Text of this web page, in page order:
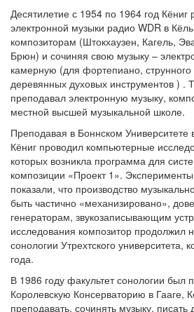
Десятилетие с 1954 по 1964 год Кёниг
электронной музыки радио WDR в
композиторам (Штокхаузен, Кагель,
Брюн) и сочиняя свою музыку –
камерную (для фортепиано, струнного
деревянных духовых инструментов ) .
преподавал электронную музыку,
местной высшей музыкальной школе.
Преподавая в Боннском Университете
Кёниг проводил компьютерные
которых возникла программа для
композиции «Проект 1».
показали, что производство
быть частично «механизировано»,
генераторам, звукозаписывающим
исследования композитор продолжил
сонологии Утрехтского университета,
года.
В 1986 году факультет сонологии был
Королевскую Консерваторию в Гааге,
преподавать, сочинять музыку,